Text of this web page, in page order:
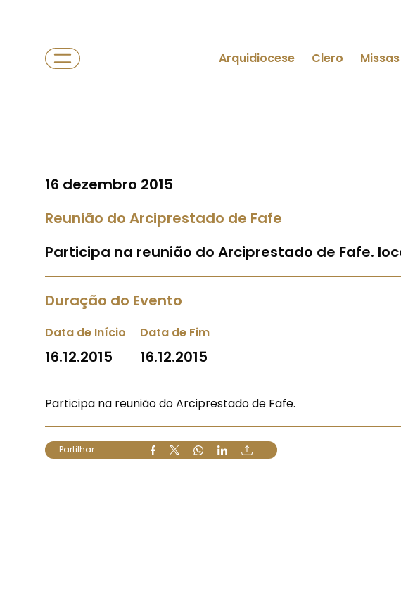
Arquidiocese Clero Missas
16 dezembro 2015
Reunião do Arciprestado de Fafe
Participa na reunião do Arciprestado de Fafe.
Duração do Evento
Data de Início
16.12.2015
Data de Fim
16.12.2015
Participa na reunião do Arciprestado de Fafe.
Partilhar